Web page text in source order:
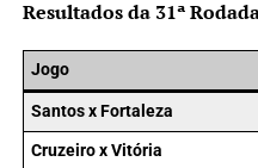
Resultados da 31ª
Jogo
Santos x Fortaleza
Cruzeiro x Vitória